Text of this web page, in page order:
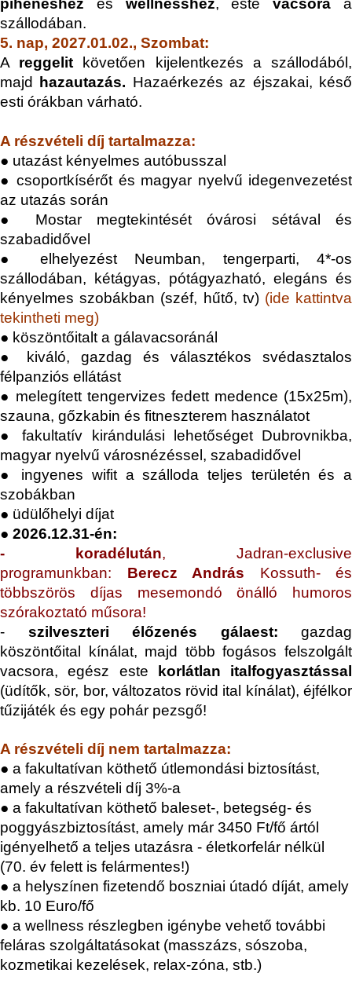
pihenéshez és wellnesshez, estevacsora a
szállodában.
5. nap, 2027.01.02., Szombat:
A reggelit
követően kijelentkezés a szállodából,
majd
hazautazás. Hazaérkezés az éjszakai, késő
esti órákban várható.
A részvételi díj tartalmazza:
● utazást kényelmes autóbusszal
● csoportkísérőt és magyar nyelvű idegenvezetést
az utazás során
● Mostar megtekintését óvárosi sétával és
szabadidővel
● elhelyezést Neumban, tengerparti, 4*-os
szállodában, kétágyas, pótágyazható, elegáns és
kényelmes szobákban (széf, hűtő, tv) (ide kattintva
tekintheti meg)
● köszöntőitalt a gálavacsoránál
● kiváló, gazdag és választékos svédasztalos
félpanziós ellátást
● melegített tengervizes fedett medence (15x25m),
szauna, gőzkabin és fitneszterem használatot
● fakultatív kirándulási lehetőséget Dubrovnikba,
magyar nyelvű városnézéssel, szabadidővel
● ingyenes wifit a szálloda teljes területén és a
szobákban
● üdülőhelyi díjat
● 2026.12.31-én:
-
koradélután, Jadran-exclusive
programunkban: Berecz András Kossuth- és
többszörös díjas mesemondó önálló humoros
szórakoztató műsora!
- szilveszteri élőzenés gálaest: gazdag
köszöntőital kínálat, majd több fogásos felszolgált
vacsora, egész este
korlátlan
italfogyasztással
(üdítők, sör, bor, változatos rövid ital kínálat), éjfélkor
tűzijáték és egy pohár pezsgő!
A részvételi díj nem tartalmazza:
● a fakultatívan köthető útlemondási biztosítást,
amely a részvételi díj 3%-a
● a fakultatívan köthető baleset-, betegség- és
poggyászbiztosítást, amely már 3450 Ft/fő ártól
igényelhető a teljes utazásra - életkorfelár nélkül
(70. év felett is felármentes!)
● a helyszínen fizetendő boszniai útadó díját, amely
kb. 10 Euro/fő
● a wellness részlegben igénybe vehető további
feláras szolgáltatásokat (masszázs, sószoba,
kozmetikai kezelések, relax-zóna, stb.)